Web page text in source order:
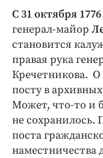
С 31 октября 1776
генерал-майор
становится
правая рука
Кречетникова. О
посту в
Может, что-то и
не сохранилось.
поста
наместничества